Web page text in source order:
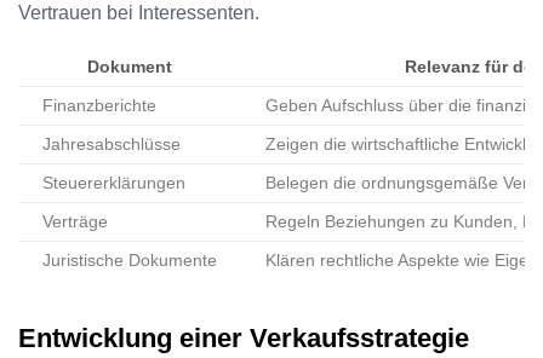
Vertrauen bei Interessenten.
Dokument Relevanz für
Finanzberichte Geben Aufschluss über die
Jahresabschlüsse Zeigen die wirtschaftliche
Steuererklärungen Belegen die ordnungsgemäße
Verträge Regeln Beziehungen zu Kunden,
Juristische Dokumente Klären rechtliche Aspekte wie
Entwicklung einer Verkaufsstrategie